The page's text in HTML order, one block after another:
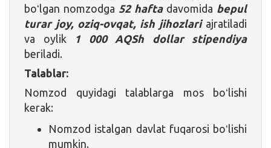
boʻlgan nomzodga 52 hafta davomida bepul
turar joy, oziq-ovqat, ish jihozlari ajratiladi
va oylik
1 000 AQSh dollar stipendiya
beriladi.
Talablar:
Nomzod quyidagi talablarga mos boʻlishi
kerak:
Nomzod istalgan davlat fuqarosi boʻlishi
mumkin.